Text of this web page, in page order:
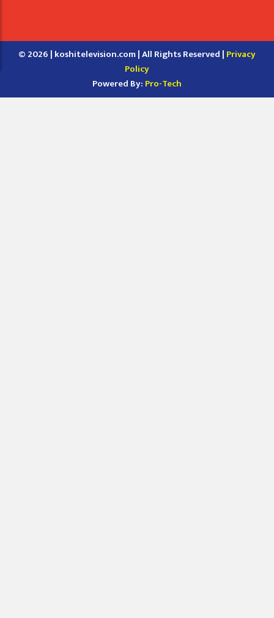
© 2026 | koshitelevision.com | All Rights Reserved | Privacy
Policy
Powered By: Pro-Tech